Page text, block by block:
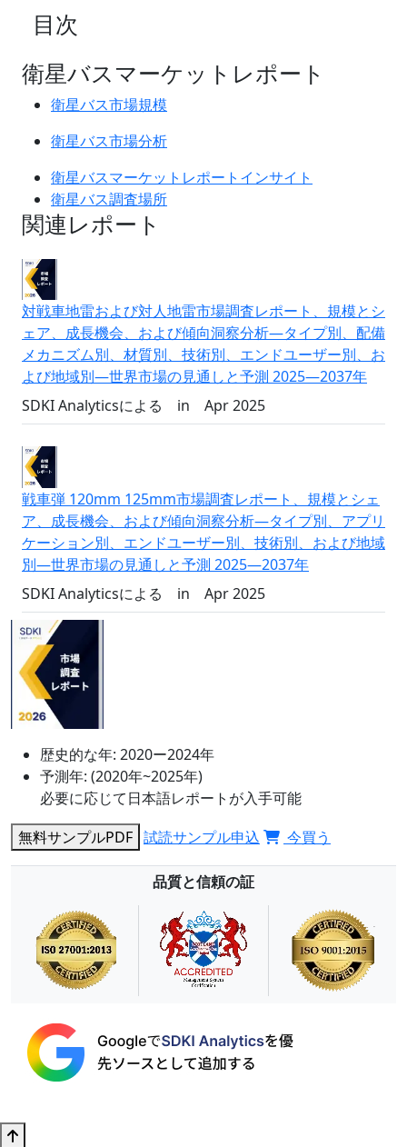
目次
衛星バスマーケットレポート
衛星バス市場規模
衛星バス市場分析
衛星バスマーケットレポートインサイト
衛星バス調査場所
関連レポート
対戦車地雷および対人地雷市場調査レポート、規模とシ
ェア、成長機会、および傾向洞察分析―タイプ別、配備
メカニズム別、材質別、技術別、エンドユーザー別、お
よび地域別―世界市場の見通しと予測 2025―2037年
SDKI Analyticsによる
in Apr 2025
戦車弾 120mm 125mm市場調査レポート、規模とシェ
ア、成長機会、および傾向洞察分析―タイプ別、アプリ
ケーション別、エンドユーザー別、技術別、および地域
別―世界市場の見通しと予測 2025―2037年
SDKI Analyticsによる
in Apr 2025
歴史的な年: 2020ー2024年
予測年: (2020年~2025年)
必要に応じて日本語レポートが入手可能
無料サンプルPDF 試読サンプル申込 今買う
品質と信頼の証